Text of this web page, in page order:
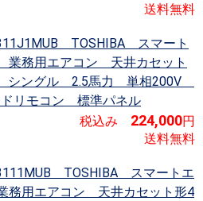
送料無料
TOSHIBA スマート
業務用エアコン 天井カセット
シングル 2.5馬力 単相200V
ドリモコン 標準パネル
税込み 224,000円
送料無料
TOSHIBA スマートエ
務用エアコン 天井カセット形4